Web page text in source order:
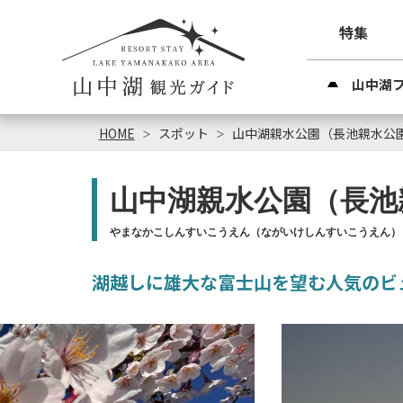
特集
山中湖
HOME スポット 山中湖親水公園（長池親水公
山中湖親水公園（長
やまなかこしんすいこうえん（ながいけしんすいこうえん）
湖越しに雄大な富士山を望む人気の